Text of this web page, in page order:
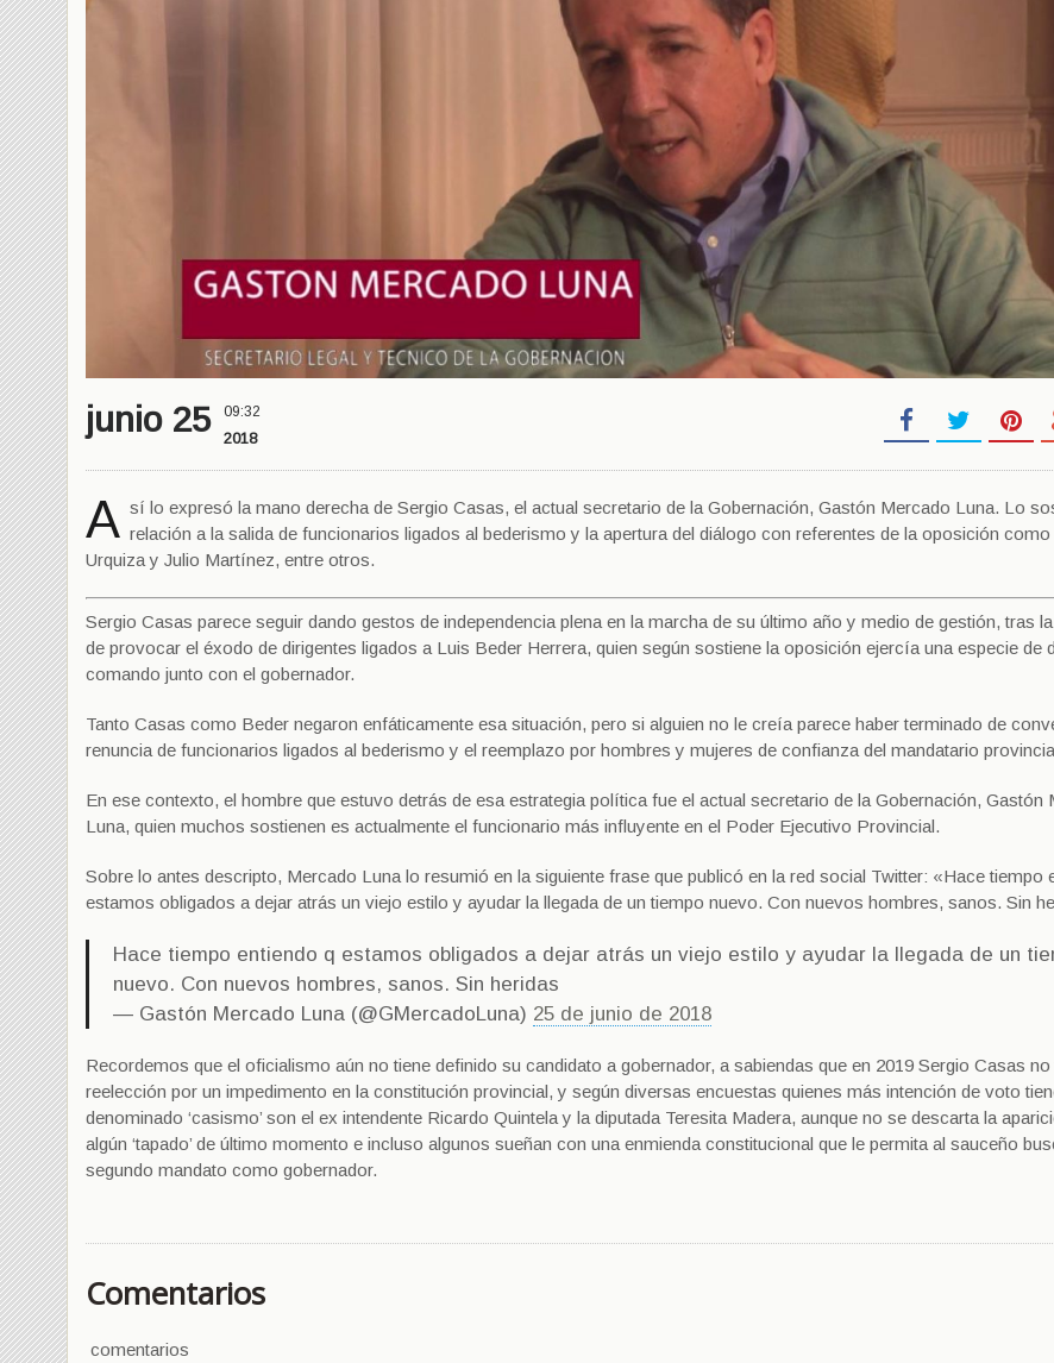
junio 25 09:32
2018
A sí lo expresó la mano derecha de Sergio Casas, el actual secretario de la Gobernación, Gastón Mercado Luna. Lo
relación a la salida de funcionarios ligados al bederismo y la apertura del diálogo con referentes de la oposición
Urquiza y Julio Martínez, entre otros.
Sergio Casas parece seguir dando gestos de independencia plena en la marcha de su último año y medio de gestión, tras
de provocar el éxodo de dirigentes ligados a Luis Beder Herrera, quien según sostiene la oposición ejercía una especie de
comando junto con el gobernador.
Tanto Casas como Beder negaron enfáticamente esa situación, pero si alguien no le creía parece haber terminado de
renuncia de funcionarios ligados al bederismo y el reemplazo por hombres y mujeres de confianza del mandatario
En ese contexto, el hombre que estuvo detrás de esa estrategia política fue el actual secretario de la Gobernación, Gastón
Luna, quien muchos sostienen es actualmente el funcionario más influyente en el Poder Ejecutivo Provincial.
Sobre lo antes descripto, Mercado Luna lo resumió en la siguiente frase que publicó en la red social Twitter: «Hace tiempo
estamos obligados a dejar atrás un viejo estilo y ayudar la llegada de un tiempo nuevo. Con nuevos hombres, sanos. Sin
Hace tiempo entiendo q estamos obligados a dejar atrás un viejo estilo y ayudar la llegada de un
nuevo. Con nuevos hombres, sanos. Sin heridas
— Gastón Mercado Luna (@GMercadoLuna) 25 de junio de 2018
Recordemos que el oficialismo aún no tiene definido su candidato a gobernador, a sabiendas que en 2019 Sergio Casas no
reelección por un impedimento en la constitución provincial, y según diversas encuestas quienes más intención de voto
denominado ‘casismo’ son el ex intendente Ricardo Quintela y la diputada Teresita Madera, aunque no se descarta la
algún ‘tapado’ de último momento e incluso algunos sueñan con una enmienda constitucional que le permita al sauceño
segundo mandato como gobernador.
Comentarios
comentarios